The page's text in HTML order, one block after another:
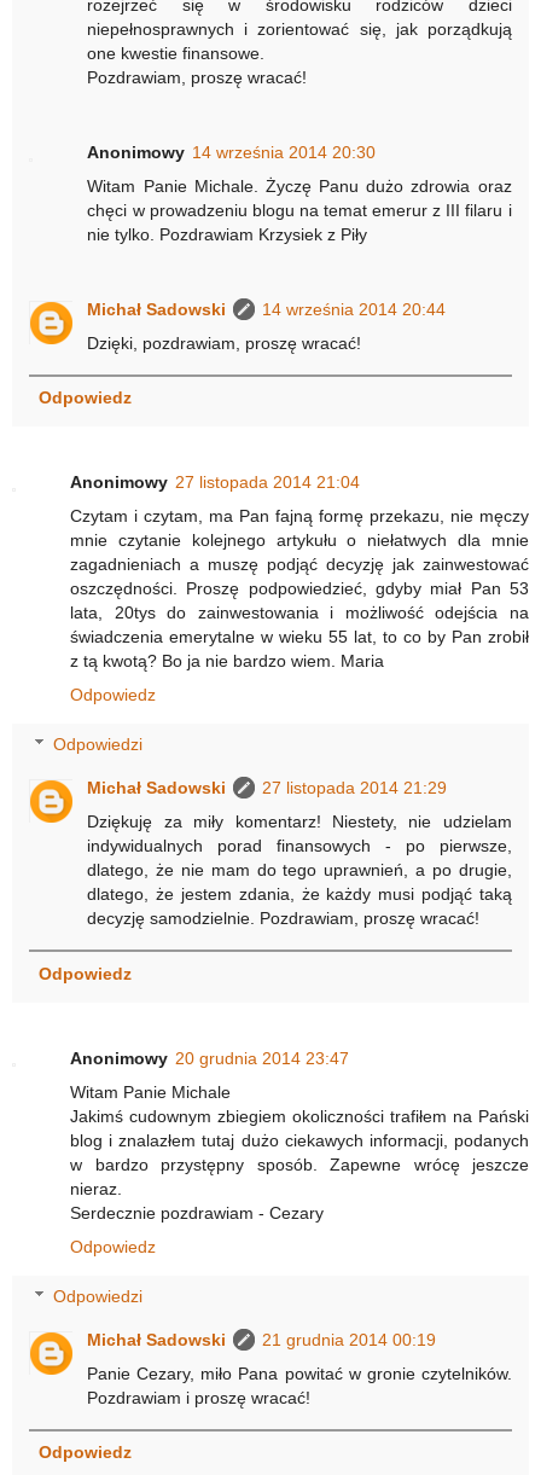
rozejrzeć się w środowisku rodziców dzieci
niepełnosprawnych i zorientować się, jak porządkują
one kwestie finansowe.
Pozdrawiam, proszę wracać!
Anonimowy 14 września 2014 20:30
Witam Panie Michale. Życzę Panu dużo zdrowia oraz
chęci w prowadzeniu blogu na temat emerur z III filaru i
nie tylko. Pozdrawiam Krzysiek z Piły
Michał Sadowski
14 września 2014 20:44
Dzięki, pozdrawiam, proszę wracać!
Odpowiedz
Anonimowy 27 listopada 2014 21:04
Czytam i czytam, ma Pan fajną formę przekazu, nie męczy
mnie czytanie kolejnego artykułu o niełatwych dla mnie
zagadnieniach a muszę podjąć decyzję jak zainwestować
oszczędności. Proszę podpowiedzieć, gdyby miał Pan 53
lata, 20tys do zainwestowania i możliwość odejścia na
świadczenia emerytalne w wieku 55 lat, to co by Pan zrobił
z tą kwotą? Bo ja nie bardzo wiem. Maria
Odpowiedz
Odpowiedzi
Michał Sadowski
27 listopada 2014 21:29
Dziękuję za miły komentarz! Niestety, nie udzielam
indywidualnych porad finansowych - po pierwsze,
dlatego, że nie mam do tego uprawnień, a po drugie,
dlatego, że jestem zdania, że każdy musi podjąć taką
decyzję samodzielnie. Pozdrawiam, proszę wracać!
Odpowiedz
Anonimowy 20 grudnia 2014 23:47
Witam Panie Michale
Jakimś cudownym zbiegiem okoliczności trafiłem na Pański
blog i znalazłem tutaj dużo ciekawych informacji, podanych
w bardzo przystępny sposób. Zapewne wrócę jeszcze
nieraz.
Serdecznie pozdrawiam - Cezary
Odpowiedz
Odpowiedzi
Michał Sadowski
21 grudnia 2014 00:19
Panie Cezary, miło Pana powitać w gronie czytelników.
Pozdrawiam i proszę wracać!
Odpowiedz